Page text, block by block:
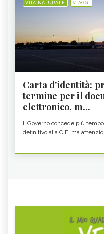
VITA NATURALE VIAGGI
Carta d'identità:
termine per il
elettronico, m...
Il Governo concede più
definitivo alla CIE, ma